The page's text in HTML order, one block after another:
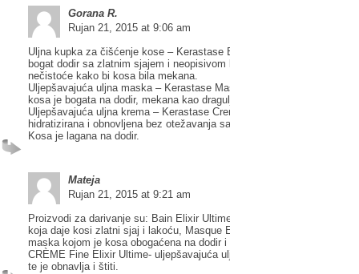
Gorana R.
Rujan 21, 2015 at 9:06 am
Uljna kupka za čišćenje kose – Kerastase Bain Elixir Ultime – Kosa
bogat dodir sa zlatnim sjajem i neopisivom lakoćom. Otklanja i nježno
nečistoće kako bi kosa bila mekana.
Uljepšavajuća uljna maska – Kerastase Masque Elixir Ultime –
kosa je bogata na dodir, mekana kao dragulj, ispunjena sa zlatnim
Uljepšavajuća uljna krema – Kerastase Creme Fine Elixir Ultime –
hidratizirana i obnovljena bez otežavanja sa prirodnim sjajem i
Kosa je lagana na dodir.
Mateja
Rujan 21, 2015 at 9:21 am
Proizvodi za darivanje su: Bain Elixir Ultime- uljna kupka za čišćenje
koja daje kosi zlatni sjaj i lakoću, Masque Elixir Ultime- uljepšavajuća
maska kojom je kosa obogaćena na dodir i ispunjena zlatnim sjajem te
CRÈME Fine Elixir Ultime- uljepšavajuća uljna krema koja hidratizira
te je obnavlja i štiti.